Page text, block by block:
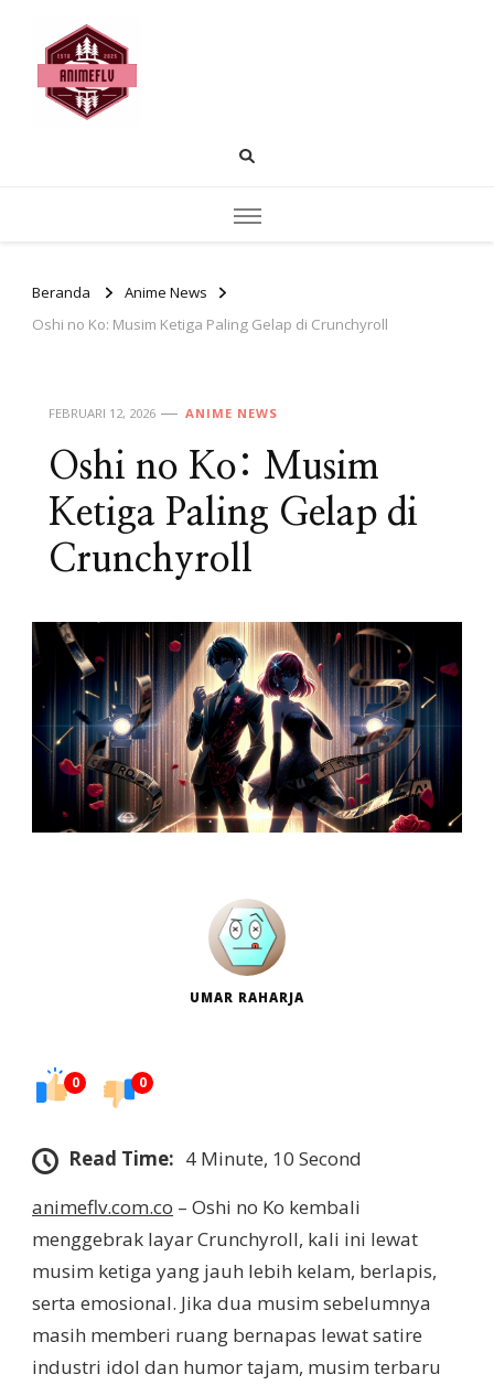
Populer Saat Ini
Beranda
Anime News
Oshi no Ko: Musim Ketiga Paling Gelap di Crunchyroll
FEBRUARI 12, 2026 ANIME NEWS
Oshi no Ko: Musim
Ketiga Paling Gelap di
Crunchyroll
UMAR RAHARJA
0 0
Read Time: 4 Minute, 10 Second
animeflv.com.co – Oshi no Ko kembali
menggebrak layar Crunchyroll, kali ini lewat
musim ketiga yang jauh lebih kelam, berlapis,
serta emosional. Jika dua musim sebelumnya
masih memberi ruang bernapas lewat satire
industri idol dan humor tajam, musim terbaru